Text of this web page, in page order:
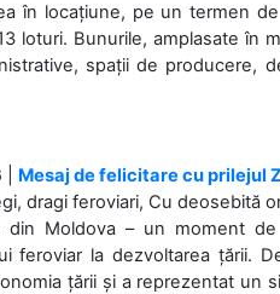
în locațiune, pe un termen
loturi. Bunurile, amplasate în
spații de producere,
Mesaj de felicitare cu prilejul
dragi feroviari, Cu deosebită
din Moldova – un moment
feroviar la dezvoltarea țării.
țării și a reprezentat un